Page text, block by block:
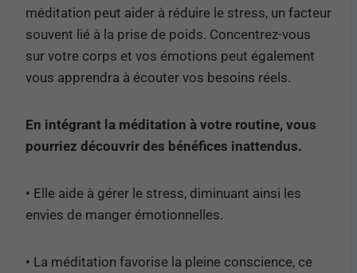
méditation peut aider à réduire le stress, un facteur
souvent lié à la prise de poids. Concentrez-vous
sur votre corps et vos émotions peut également
vous apprendra à écouter vos besoins réels.
En intégrant la méditation à votre routine, vous
pourriez découvrir des bénéfices inattendus.
• Elle aide à gérer le stress, diminuant ainsi les
envies de manger émotionnelles.
• La méditation favorise la pleine conscience, ce